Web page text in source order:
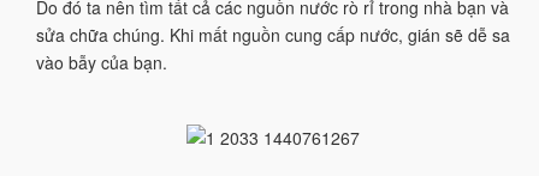
Do đó ta nên tìm tất cả các nguồn nước rò rỉ trong nhà bạn và
sửa chữa chúng. Khi mất nguồn cung cấp nước, gián sẽ dễ sa
vào bẫy của bạn.